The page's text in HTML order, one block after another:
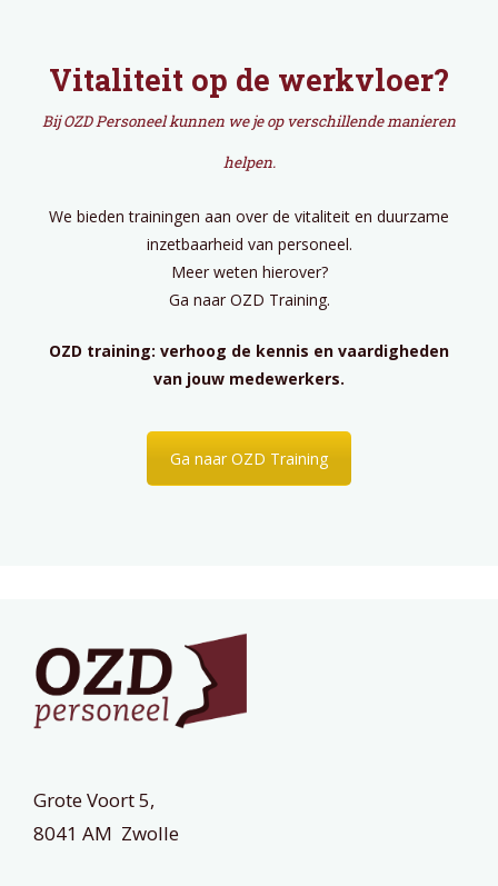
Vitaliteit op de werkvloer?
Bij OZD Personeel kunnen we je op verschillende manieren
helpen.
We bieden trainingen aan over de vitaliteit en duurzame
inzetbaarheid van personeel.
Meer weten hierover?
Ga naar OZD Training.
OZD training: verhoog de kennis en vaardigheden
van jouw medewerkers.
Ga naar OZD Training
Grote Voort 5,
8041 AM Zwolle